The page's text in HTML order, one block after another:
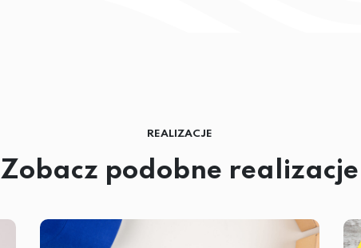
REALIZACJE
Zobacz podobne realizacje